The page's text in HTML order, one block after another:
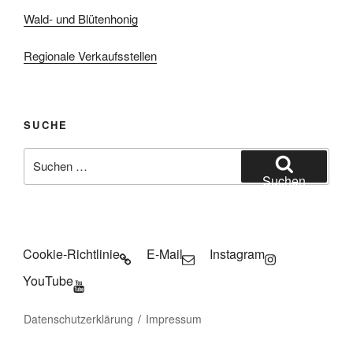
Wald- und Blütenhonig
Regionale Verkaufsstellen
SUCHE
nach:
Suchen
Cookie-Richtlinie E-Mail
Instagram
YouTube
Datenschutzerklärung Impressum